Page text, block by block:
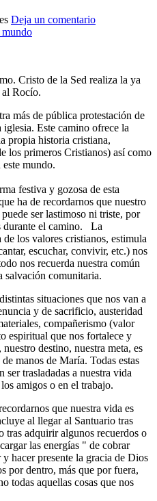
Deja un comentario
Cristo de la Sed realiza la ya
al Rocío.
más de pública protestación de
Este camino ofrece la
propia historia cristiana,
los primeros Cristianos) así como
mundo.
festiva y gozosa de esta
ha de recordarnos que nuestro
ser lastimoso ni triste, por
durante el camino.
La
los valores cristianos, estimula
escuchar, convivir, etc.) nos
nos recuerda nuestra común
salvación comunitaria.
situaciones que nos van a
y de sacrificio, austeridad
compañerismo (valor
espiritual que nos fortalece y
destino, nuestra meta, es
manos de María. Todas estas
trasladadas a nuestra vida
amigos o en el trabajo.
que nuestra vida es
al llegar al Santuario tras
tras adquirir algunos recuerdos o
las energías " de cobrar
hacer presente la gracia de Dios
por dentro, más que por fuera,
todas aquellas cosas que nos